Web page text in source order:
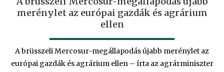
merénylet az európai gazdák és agrárium
ellen
A brüsszeli Mercosur-megállapodás újabb merénylet az
európai gazdák és agrárium ellen – írta az agrárminiszter